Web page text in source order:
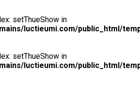
setThueShow in
luctieumi.com/public_html/
setThueShow in
luctieumi.com/public_html/